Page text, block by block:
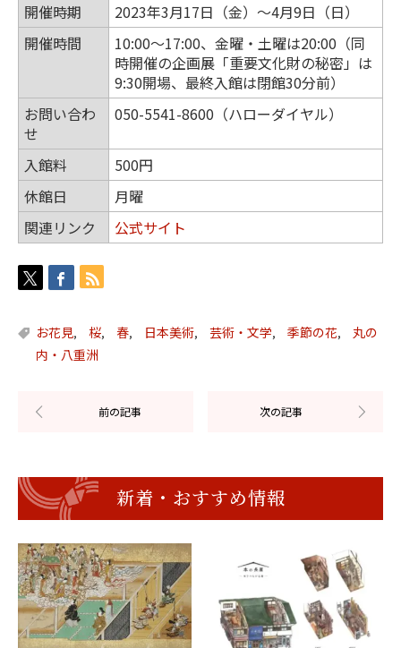
開催時期
2023年3月17日（金）～4月9日（日）
開催時間
10:00～17:00、金曜・土曜は20:00（同
時開催の企画展「重要文化財の秘密」は
9:30開場、最終入館は閉館30分前）
お問い合わ
せ
050-5541-8600（ハローダイヤル）
入館料
500円
休館日
月曜
関連リンク
公式サイト
お花見, 桜, 春, 日本美術, 芸術・文学, 季節の花,
丸の
内・八重洲
新着・おすすめ情報